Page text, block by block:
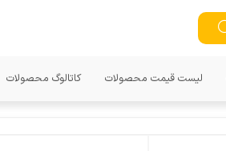
لیست قیمت محصولات کاتالوگ محصولات